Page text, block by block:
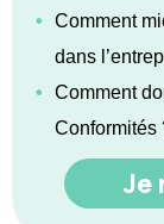
•
Comment
dans
•
Comment
Conformités
Je